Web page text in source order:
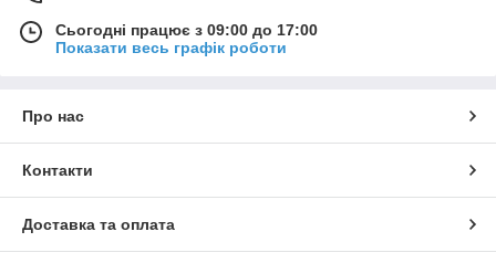
Сьогодні працює з 09:00 до 17:00
Показати весь графік роботи
Про нас
Контакти
Доставка та оплата